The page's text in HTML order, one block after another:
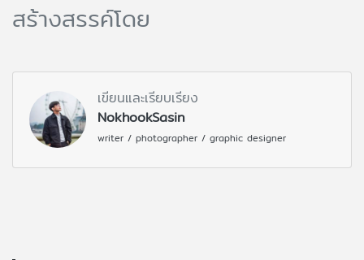
สร้างสรรค์โดย
เขียนและเรียบเรียง
NokhookSasin
writer / photographer / graphic designer